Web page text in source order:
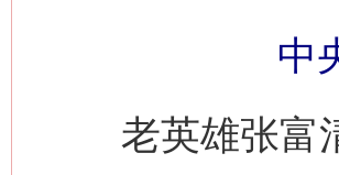
中
老英雄张富清